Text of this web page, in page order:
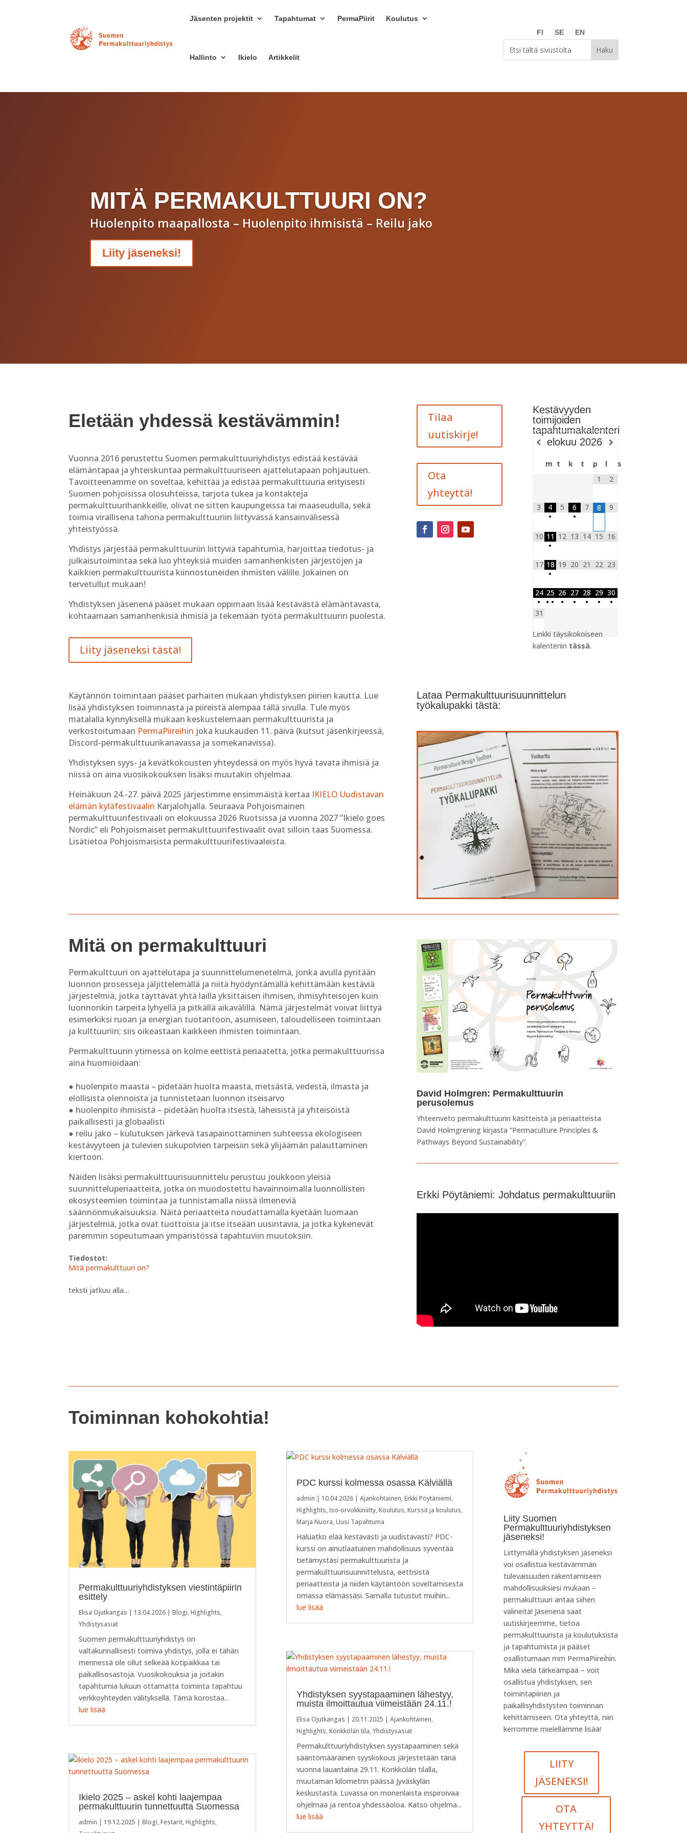
Jäsenten projektit Tapahtumat PermaPiirit Koulutus
Hallinto Ikielo Artikkelit
FI SE EN
MITÄ PERMAKULTTUURI ON?
Huolenpito maapallosta – Huolenpito ihmisistä – Reilu jako
Liity jäseneksi!
Eletään yhdessä kestävämmin!
Vuonna 2016 perustettu Suomen permakulttuuriyhdistys edistää kestävää
elämäntapaa ja yhteiskuntaa permakulttuuriseen ajattelutapaan pohjautuen.
Tavoitteenamme on soveltaa, kehittää ja edistää permakulttuuria erityisesti
Suomen pohjoisissa olosuhteissa, tarjota tukea ja kontakteja
permakulttuurihankkeille, olivat ne sitten kaupungeissa tai maaseudulla, sekä
toimia virallisena tahona permakulttuuriin liittyvässä kansainvälisessä
yhteistyössä.
Yhdistys järjestää permakulttuuriin liittyviä tapahtumia, harjoittaa tiedotus- ja
julkaisutoimintaa sekä luo yhteyksiä muiden samanhenkisten järjestöjen ja
kaikkien permakulttuurista kiinnostuneiden ihmisten välille. Jokainen on
tervetullut mukaan!
Yhdistyksen jäsenenä pääset mukaan oppimaan lisää kestävästä elämäntavasta,
kohtaamaan samanhenkisiä ihmisiä ja tekemään työtä permakulttuurin puolesta.
Liity jäseneksi tästä!
Tilaa
uutiskirje!
Ota
yhteyttä!
Kestävyyden
toimijoiden
tapahtumakalenteri
elokuu 2026
m t k t p l
s
1
2
3
4
•
5
6
•
7 8 9
10 11
•
12 13 14 15 16
17 18
•
19 20 21 22 23
24
•
25
• •
26
•
27
•
28
•
29
•
30
•
31
Linkki täysikokoiseen
kalenteriin tässä.
Käytännön toimintaan pääset parhaiten mukaan yhdistyksen piirien kautta. Lue
lisää yhdistyksen toiminnasta ja piireistä alempaa tällä sivulla. Tule myös
matalalla kynnyksellä mukaan keskustelemaan permakulttuurista ja
verkostoitumaan PermaPiireihin joka kuukauden 11. päivä (kutsut jäsenkirjeessä,
Discord-permakulttuurikanavassa ja somekanavissa).
Yhdistyksen syys- ja kevätkokousten yhteydessä on myös hyvä tavata ihmisiä ja
niissä on aina vuosikokouksen lisäksi muutakin ohjelmaa.
Heinäkuun 24.-27. päivä 2025 järjestimme ensimmäistä kertaa IKIELO Uudistavan
elämän kyläfestivaalin Karjalohjalla. Seuraava Pohjoismainen
permakulttuurifestivaali on elokuussa 2026 Ruotsissa ja vuonna 2027 ”Ikielo goes
Nordic” eli Pohjoismaiset permakulttuurifestivaalit ovat silloin taas Suomessa.
Lisätietoa Pohjoismaisista permakulttuurifestivaaleista.
Lataa Permakulttuurisuunnittelun
työkalupakki tästä:
Mitä on permakulttuuri
Permakulttuuri on ajattelutapa ja suunnittelumenetelmä, jonka avulla pyritään
luonnon prosesseja jäljittelemällä ja niitä hyödyntämällä kehittämään kestäviä
järjestelmiä, jotka täyttävät yhtä lailla yksittäisen ihmisen, ihmisyhteisöjen kuin
luonnonkin tarpeita lyhyellä ja pitkällä aikavälillä. Nämä järjestelmät voivat liittyä
esimerkiksi ruoan ja energian tuotantoon, asumiseen, taloudelliseen toimintaan
ja kulttuuriin; siis oikeastaan kaikkeen ihmisten toimintaan.
Permakulttuurin ytimessä on kolme eettistä periaatetta, jotka permakulttuurissa
aina huomioidaan:
● huolenpito maasta – pidetään huolta maasta, metsästä, vedestä, ilmasta ja
elollisista olennoista ja tunnistetaan luonnon itseisarvo
● huolenpito ihmisistä – pidetään huolta itsestä, läheisistä ja yhteisöistä
paikallisesti ja globaalisti
● reilu jako – kulutuksen järkevä tasapainottaminen suhteessa ekologiseen
kestävyyteen ja tulevien sukupolvien tarpeisiin sekä ylijäämän palauttaminen
kiertoon.
Näiden lisäksi permakulttuurisuunnittelu perustuu joukkoon yleisiä
suunnitteluperiaatteita, jotka on muodostettu havainnoimalla luonnollisten
ekosysteemien toimintaa ja tunnistamalla niissä ilmeneviä
säännönmukaisuuksia. Näitä periaatteita noudattamalla kyetään luomaan
järjestelmiä, jotka ovat tuottoisia ja itse itseään uusintavia, ja jotka kykenevät
paremmin sopeutumaan ympäristössä tapahtuviin muutoksiin.
Tiedostot:
Mitä permakulttuuri on?
teksti jatkuu alla…
David Holmgren: Permakulttuurin
perusolemus
Yhteenveto permakulttuurin käsitteistä ja periaatteista
David Holmgrening kirjasta “Permaculture Principles &
Pathways Beyond Sustainability”.
Erkki Pöytäniemi: Johdatus permakulttuuriin
Toiminnan kohokohtia!
Permakulttuuriyhdistyksen viestintäpiirin
esittely
Elisa Ojutkangas | 13.04.2026 |Blogi,Highlights,
Yhdistysasiat
Suomen permakulttuuriyhdistys on
valtakunnallisesti toimiva yhdistys, jolla ei tähän
mennessä ole ollut selkeää kotipaikkaa tai
paikallisosastoja. Vuosikokouksia ja joitakin
tapahtumia lukuun ottamatta toiminta tapahtuu
verkkoyhteyden välityksellä. Tämä korostaa...
lue lisää
Ikielo 2025 – askel kohti laajempaa
permakulttuurin tunnettuutta Suomessa
admin | 19.12.2025 |Blogi,Festarit,Highlights,
PDC kurssi kolmessa osassa Kälviällä
admin | 10.04.2026| Ajankohtainen,Erkki Pöytäniemi,
Highlights,Iso-orvokkiniitty,Koulutus,Kurssit ja koulutus,
Marja Nuora,Uusi Tapahtuma
Haluatko elää kestävästi ja uudistavasti? PDC-
kurssi on ainutlaatuinen mahdollisuus syventää
tietämystäsi permakulttuurista ja
permakulttuurisuunnittelusta, eettisistä
periaatteista ja niiden käytäntöön soveltamisesta
omassa elämässäsi. Samalla tutustut muihin...
lue lisää
Yhdistyksen syystapaaminen lähestyy,
muista ilmoittautua viimeistään 24.11.!
Elisa Ojutkangas | 20.11.2025 | Ajankohtainen,
Highlights,Könkkölän tila,Yhdistysasiat
Permakulttuuriyhdistyksen syystapaaminen sekä
sääntömääräinen syyskokous järjestetään tänä
vuonna lauantaina 29.11. Könkkölän tilalla,
muutaman kilometrin päässä Jyväskylän
keskustasta. Luvassa on monenlaista inspiroivaa
ohjelmaa ja rentoa yhdessäoloa. Katso ohjelma...
lue lisää
Liity Suomen
Permakulttuuriyhdistyksen
jäseneksi!
Liittymällä yhdistyksen jäseneksi
voi osallistua kestävämmän
tulevaisuuden rakentamiseen
mahdollisuuksiesi mukaan –
permakulttuuri antaa siihen
välineitä! Jäsenenä saat
uutiskirjeemme, tietoa
permakulttuurista ja koulutuksista
ja tapahtumista ja pääset
osallistumaan mm PermaPiireihin.
Mikä vielä tärkeämpää – voit
osallistua yhdistyksen, sen
toimintapiirien ja
paikallisyhdistysten toiminnan
kehittämiseen. Ota yhteyttä, niin
kerromme mielellämme lisää!
LIITY
JÄSENEKSI!
OTA
YHTEYTTÄ!